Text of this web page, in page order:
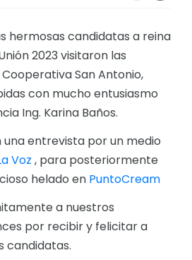
Y REPORTES
y balances
hermosas candidatas a reina
2023 visitaron las
San Antonio,
con mucho entusiasmo
Ing. Karina Baños.
entrevista por un medio
Voz , para posteriormente
helado en PuntoCream
a nuestros
por recibir y felicitar a
candidatas.